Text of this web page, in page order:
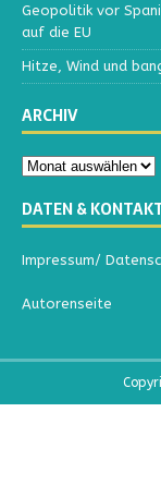
Geopolitik vor
auf die EU
Hitze, Wind und
ARCHIV
DATEN &
Impressum/
Autorenseite